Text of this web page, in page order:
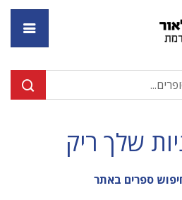
שלך ריק
ספרים באתר